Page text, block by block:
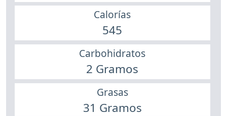
Calorías
545
Carbohidratos
2 Gramos
Grasas
31 Gramos